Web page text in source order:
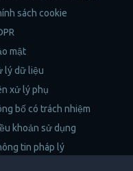
sách cookie
mật
lý dữ liệu
xử lý phụ
bố có trách nhiệm
khoản sử dụng
tin pháp lý